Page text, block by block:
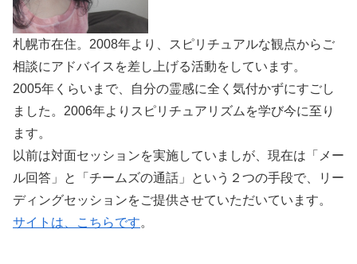
札幌市在住。2008年より、スピリチュアルな観点からご
相談にアドバイスを差し上げる活動をしています。
2005年くらいまで、自分の霊感に全く気付かずにすごし
ました。2006年よりスピリチュアリズムを学び今に至り
ます。
以前は対面セッションを実施していましが、現在は「メー
ル回答」と「チームズの通話」という２つの手段で、リー
ディングセッションをご提供させていただいています。
サイトは、こちらです。